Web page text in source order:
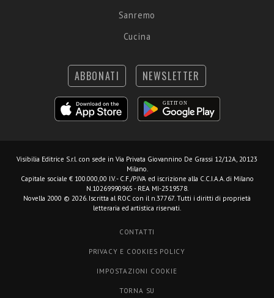
Sanremo
Cucina
ABBONATI NEWSLETTER
Visibilia Editrice S.r.l. con sede in Via Privata Giovannino De Grassi 12/12A, 20123
Milano.
Capitale sociale € 100.000,00 I.V. - C.F./P.IVA ed iscrizione alla C.C.I.A.A. di Milano
N.10269990965 - REA MI-2519578.
Novella 2000 © 2026. Iscritta al ROC con il n.37767. Tutti i diritti di proprietà
letteraria ed artistica riservati.
CONTATTI
PRIVACY E COOKIES POLICY
IMPOSTAZIONI COOKIE
TORNA SU